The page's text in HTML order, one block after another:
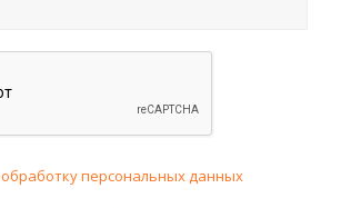
обработку персональных данных